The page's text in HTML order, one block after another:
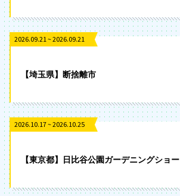
2026.09.21 ~ 2026.09.21
【埼玉県】断捨離市
2026.10.17 ~ 2026.10.25
【東京都】日比谷公園ガーデニングショー